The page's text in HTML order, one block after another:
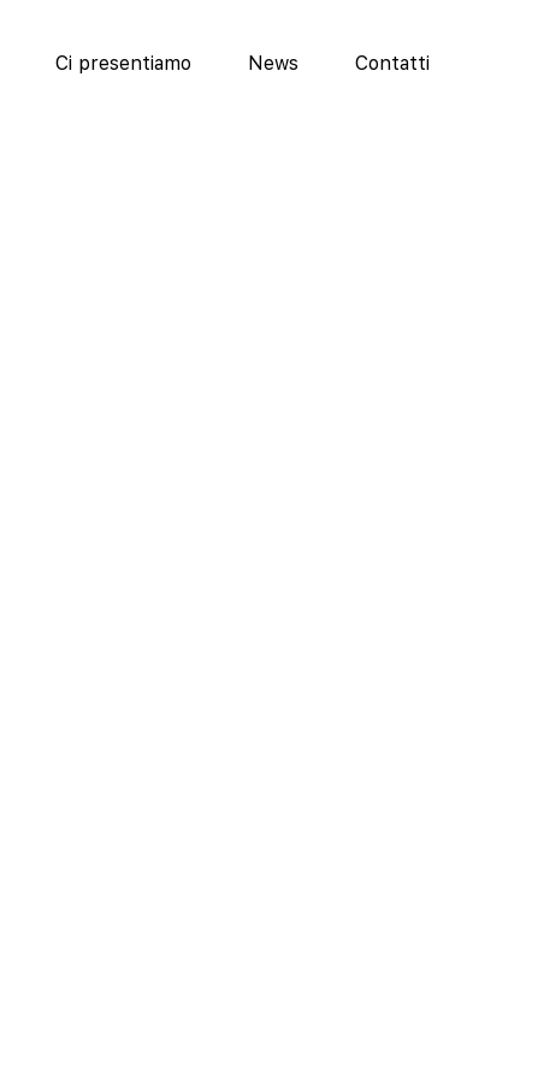
Ci presentiamo News Contatti